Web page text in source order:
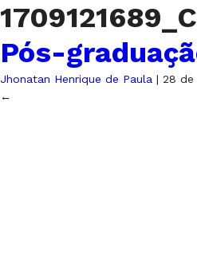
Pós-
Jhonatan Henrique de Paula | 28 de
←